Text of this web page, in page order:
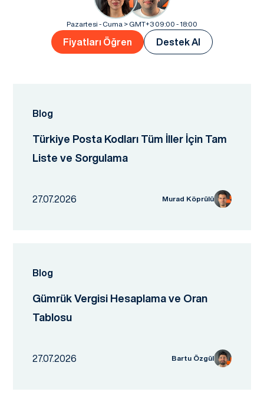
Pazartesi - Cuma > GMT+3 09:00 - 18:00
Fiyatları Öğren Destek Al
Blog
Türkiye Posta Kodları Tüm İller İçin Tam
Liste ve Sorgulama
27.07.2026 Murad Köprülü
Blog
Gümrük Vergisi Hesaplama ve Oran
Tablosu
27.07.2026 Bartu Özgül